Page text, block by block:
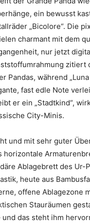
ein bewusst
„Bicolore“. Die
charmant mit dem
nur jetzt
zitiert
Pandas, während
fast edle Note
er ein „Stadtkind“,
City-Minis.
und mit sehr guter
horizontale
Ablagebrett des Ur-
heute aus
offene Ablagezone
Stauräumen
das steht ihm